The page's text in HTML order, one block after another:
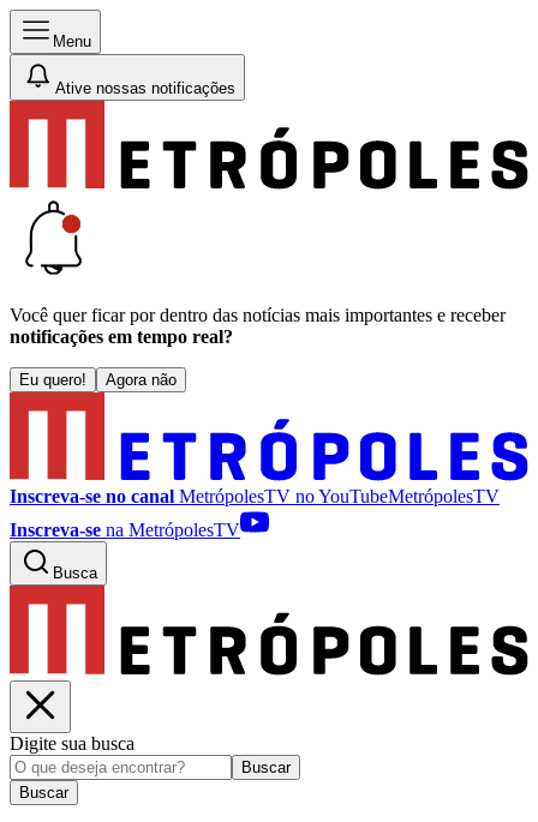
Menu
Ative nossas notificações
Você quer ficar por dentro das notícias mais importantes e receber
notificações em tempo real?
Eu quero! Agora não
Inscreva-se no canal MetrópolesTV noYouTubeMetrópolesTV
Inscreva-se na MetrópolesTV
Busca
Digite sua busca
Buscar
Buscar